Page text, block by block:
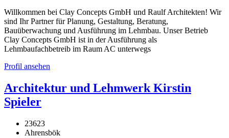
Willkommen bei Clay Concepts GmbH und Raulf Architekten! Wir
sind Ihr Partner für Planung, Gestaltung, Beratung,
Bauüberwachung und Ausführung im Lehmbau. Unser Betrieb
Clay Concepts GmbH ist in der Ausführung als
Lehmbaufachbetreib im Raum AC unterwegs
Profil ansehen
Architektur und Lehmwerk Kirstin
Spieler
23623
Ahrensbök